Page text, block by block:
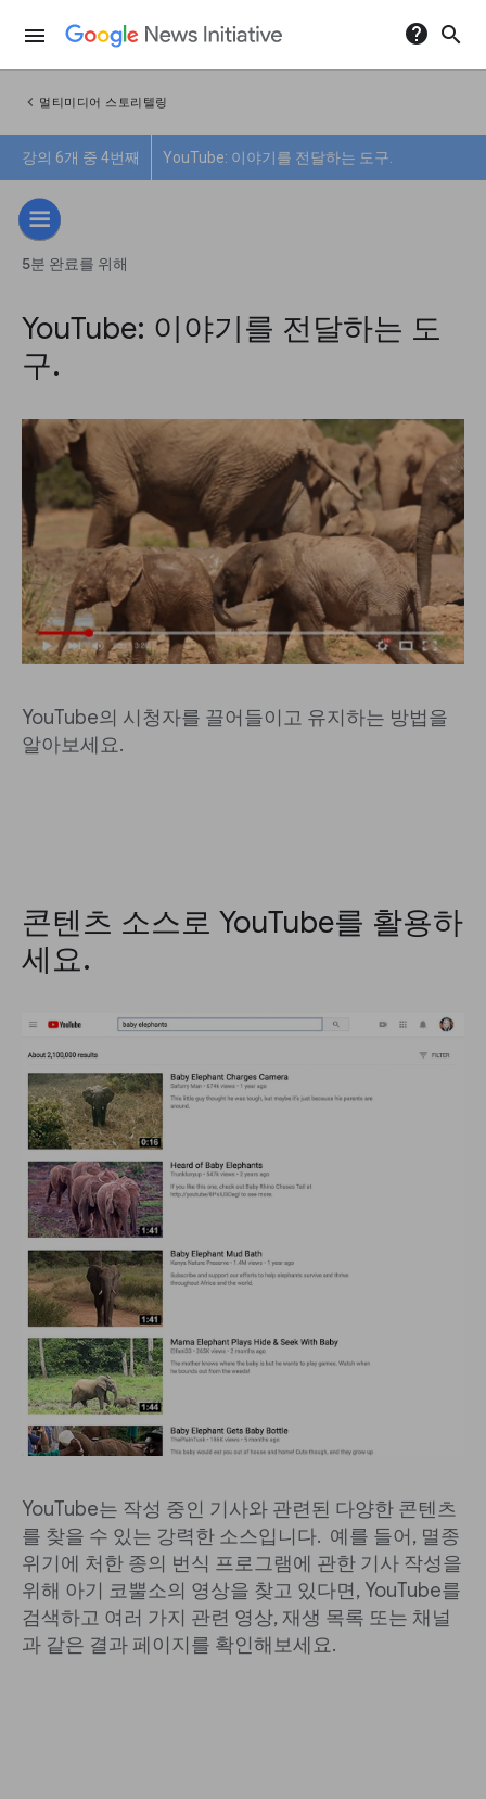
menu help search
chevron_left 멀티미디어 스토리텔링
강의 6개 중 4번째 YouTube: 이야기를 전달하는 도구.
5분 완료를 위해
YouTube: 이야기를 전달하는 도
구.
YouTube의 시청자를 끌어들이고 유지하는 방법을
알아보세요.
콘텐츠 소스로 YouTube를 활용하
세요.
YouTube는 작성 중인 기사와 관련된 다양한 콘텐츠
를 찾을 수 있는 강력한 소스입니다. 예를 들어, 멸종
위기에 처한 종의 번식 프로그램에 관한 기사 작성을
위해 아기 코뿔소의 영상을 찾고 있다면, YouTube를
검색하고 여러 가지 관련 영상, 재생 목록 또는 채널
과 같은 결과 페이지를 확인해보세요.